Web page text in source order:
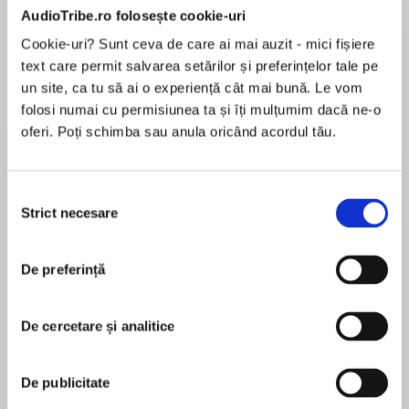
AudioTribe.ro folosește cookie-uri
Cookie-uri? Sunt ceva de care ai mai auzit - mici fișiere
text care permit salvarea setărilor și preferințelor tale pe
un site, ca tu să ai o experiență cât mai bună. Le vom
folosi numai cu permisiunea ta și îți mulțumim dacă ne-o
oferi. Poți schimba sau anula oricând acordul tău.
consimțământului
Strict necesare
De preferință
De cercetare și analitice
De publicitate
Desprecarte
‘Brilliantly written, this festive instalment of
Angela’s life is as funny and enjoyable as ever’
Angela’s planning her very own fairytale of New
York… Enormous Christmas tree Eggnog
But Santa’s throwing her a few curveballs – new
job (as if it’s not mental enough already), new
baby-craze from her best friend Jenny, and Alex
down. Once friends start turning up uninvited
on her doorstep (and leading her astray), can
MAI MULT
pentru această carte
Lindsey is a Sunday Times bestselling author, a